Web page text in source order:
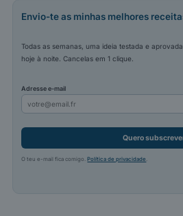
Envio-te as minhas melhores
Todas as semanas, uma ideia testada e
hoje à noite. Cancelas em 1 clique.
Adresse e-mail
Quero
O teu e-mail fica comigo.Política de privacidade